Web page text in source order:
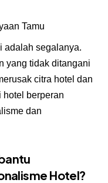
Tamu
adalah segalanya.
yang tidak ditangani
citra hotel dan
hotel berperan
dan
Hotel?